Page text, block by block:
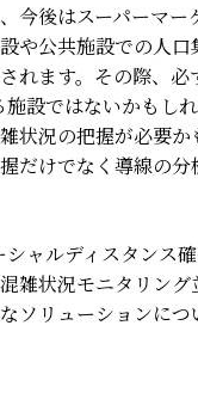
今後はスーパーマー
や公共施設での人口
れます。その際、必
施設ではないかもし
状況の把握が必要か
だけでなく導線の分
ャルディスタンス
雑状況モニタリング
ソリューションにつ